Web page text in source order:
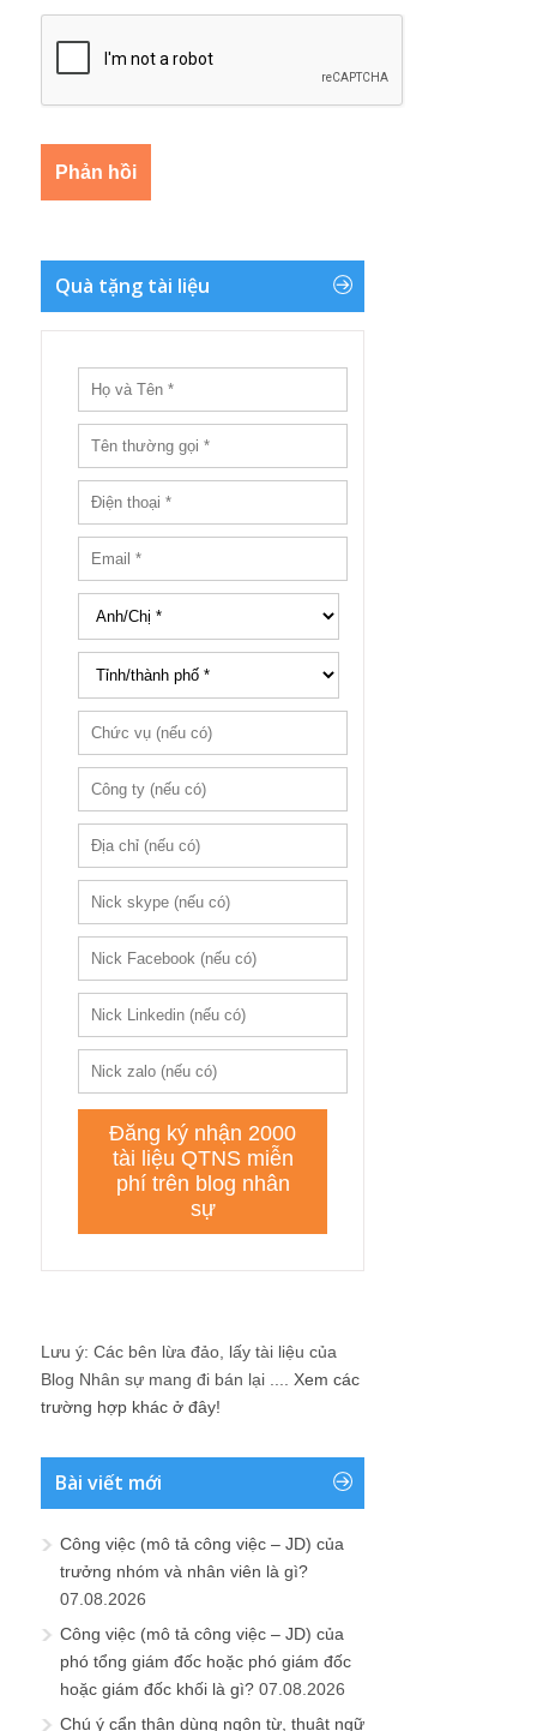
Quà tặng tài liệu
Lưu ý: Các bên lừa đảo, lấy tài liệu của
Blog Nhân sự mang đi bán lại .... Xem các
trường hợp khác ở đây!
Bài viết mới
Công việc (mô tả công việc – JD) của
trưởng nhóm và nhân viên là gì?
07.08.2026
Công việc (mô tả công việc – JD) của
phó tổng giám đốc hoặc phó giám đốc
hoặc giám đốc khối là gì? 07.08.2026
Chú ý cẩn thận dùng ngôn từ, thuật ngữ